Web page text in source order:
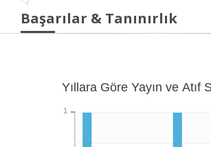
Başarılar & Tanınırlık
Yıllara Göre Yayın ve Atıf
1